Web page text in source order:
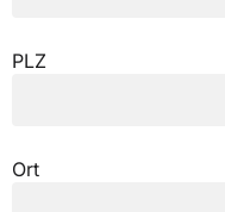
PLZ
Ort